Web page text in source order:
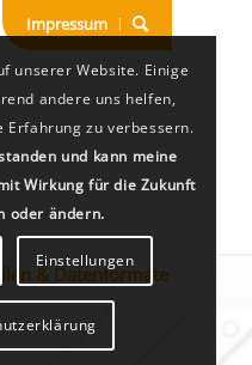
Impressum
& Datenformate
unserer Website. Einige
andere uns helfen,
Erfahrung zu verbessern.
und kann meine
Wirkung für die Zukunft
oder ändern.
Einstellungen